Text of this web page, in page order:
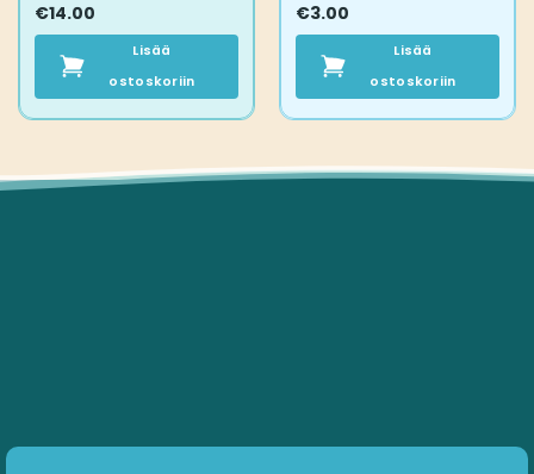
€14.00
Lisää
ostoskoriin
€3.00
Lisää
ostoskoriin